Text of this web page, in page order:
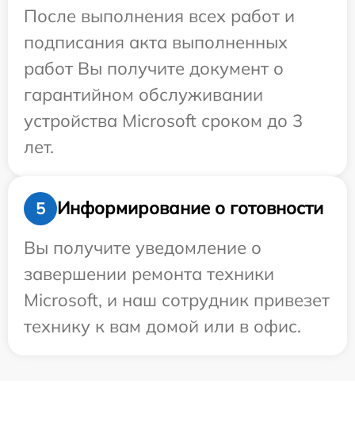
После выполнения всех работ и
подписания акта выполненных
работ Вы получите документ о
гарантийном обслуживании
устройства Microsoft сроком до 3
лет.
5
Информирование о готовности
Вы получите уведомление о
завершении ремонта техники
Microsoft, и наш сотрудник привезет
технику к вам домой или в офис.